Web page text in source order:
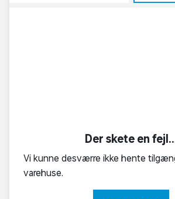
Der skete en
Vi kunne desværre ikke hente
varehuse.